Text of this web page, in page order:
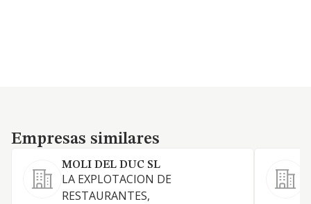
Empresas similares
Empresas similares
MOLI DEL DUC SL
LA EXPLOTACION DE
RESTAURANTES,